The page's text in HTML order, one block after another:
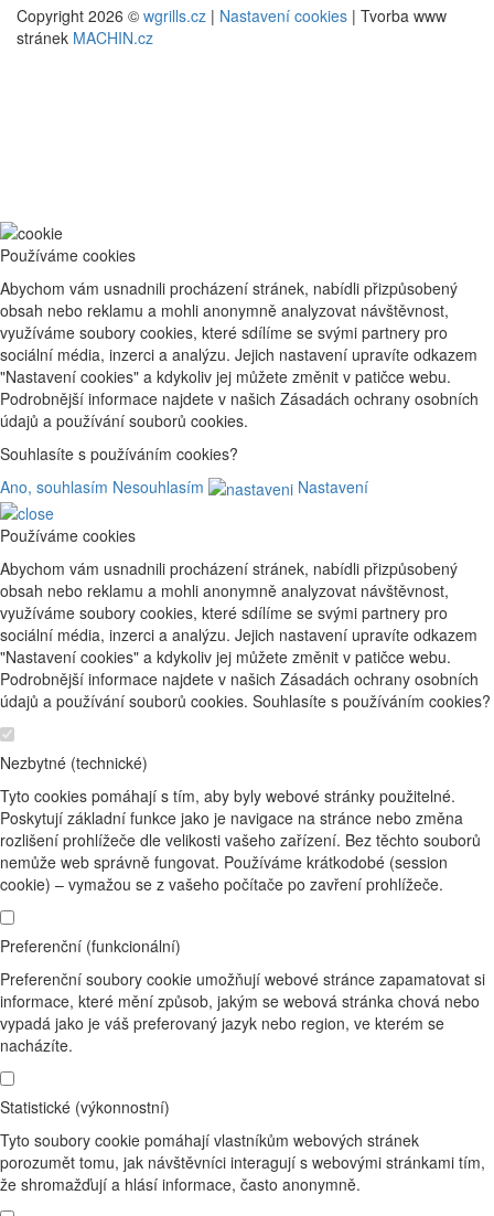
Copyright 2026 © wgrills.cz | Nastavení cookies | Tvorba www
stránek MACHIN.cz
Používáme cookies
Abychom vám usnadnili procházení stránek, nabídli přizpůsobený
obsah nebo reklamu a mohli anonymně analyzovat návštěvnost,
využíváme soubory cookies, které sdílíme se svými partnery pro
sociální média, inzerci a analýzu. Jejich nastavení upravíte odkazem
"Nastavení cookies" a kdykoliv jej můžete změnit v patičce webu.
Podrobnější informace najdete v našich Zásadách ochrany osobních
údajů a používání souborů cookies.
Souhlasíte s používáním cookies?
Ano, souhlasím Nesouhlasím Nastavení
Používáme cookies
Abychom vám usnadnili procházení stránek, nabídli přizpůsobený
obsah nebo reklamu a mohli anonymně analyzovat návštěvnost,
využíváme soubory cookies, které sdílíme se svými partnery pro
sociální média, inzerci a analýzu. Jejich nastavení upravíte odkazem
"Nastavení cookies" a kdykoliv jej můžete změnit v patičce webu.
Podrobnější informace najdete v našich Zásadách ochrany osobních
údajů a používání souborů cookies. Souhlasíte s používáním cookies?
Nezbytné (technické)
Tyto cookies pomáhají s tím, aby byly webové stránky použitelné.
Poskytují základní funkce jako je navigace na stránce nebo změna
rozlišení prohlížeče dle velikosti vašeho zařízení. Bez těchto souborů
nemůže web správně fungovat. Používáme krátkodobé (session
cookie) – vymažou se z vašeho počítače po zavření prohlížeče.
Preferenční (funkcionální)
Preferenční soubory cookie umožňují webové stránce zapamatovat si
informace, které mění způsob, jakým se webová stránka chová nebo
vypadá jako je váš preferovaný jazyk nebo region, ve kterém se
nacházíte.
Statistické (výkonnostní)
Tyto soubory cookie pomáhají vlastníkům webových stránek
porozumět tomu, jak návštěvníci interagují s webovými stránkami tím,
že shromažďují a hlásí informace, často anonymně.